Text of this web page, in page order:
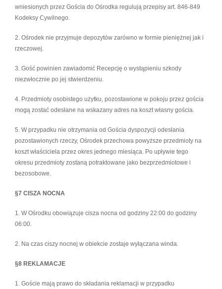
wniesionych przez Gościa do Ośrodka regulują przepisy art. 846-849
Kodeksy Cywilnego.
2. Ośrodek nie przyjmuje depozytów zarówno w formie pieniężnej jak i
rzeczowej.
3. Gość powinien zawiadomić Recepcję o wystąpieniu szkody
niezwłocznie po jej stwierdzeniu.
4. Przedmioty osobistego użytku, pozostawione w pokoju przez gościa
mogą zostać odesłane na wskazany adres na koszt własny gościa.
5. W przypadku nie otrzymania od Gościa dyspozycji odesłania
pozostawionych rzeczy, Ośrodek przechowa powyższe przedmioty na
koszt właściciela przez okres jednego miesiąca. Po upływie tego
okresu przedmioty zostaną potraktowane jako bezprzedmiotowe i
bezosobowe.
§7 CISZA NOCNA
1. W Ośrodku obowiązuje cisza nocna od godziny 22:00 do godziny
06:00.
2. Na czas ciszy nocnej w obiekcie zostaje wyłączana winda.
§8 REKLAMACJE
1. Goście mają prawo do składania reklamacji w przypadku